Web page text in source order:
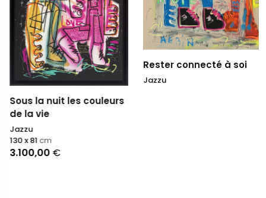
Sous la nuit les couleurs
de la vie
Jazzu
3.100,00 €
130 x 81cm
Rester connecté à soi
Jazzu